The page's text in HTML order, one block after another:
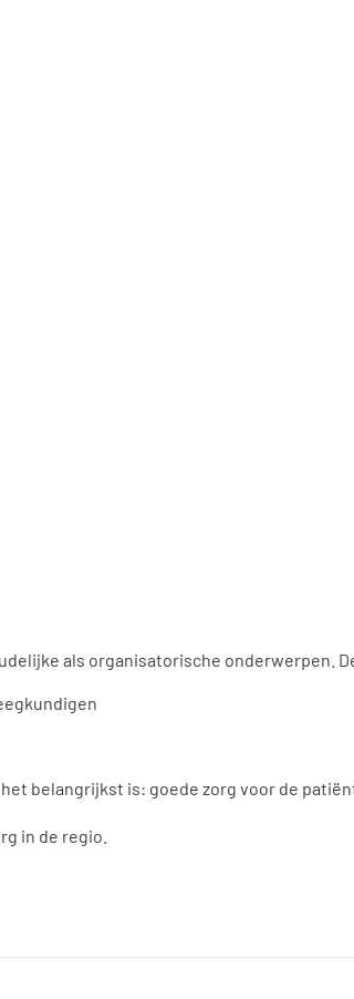
als organisatorische onderwerpen.
belangrijkst is: goede zorg voor de
in de regio.